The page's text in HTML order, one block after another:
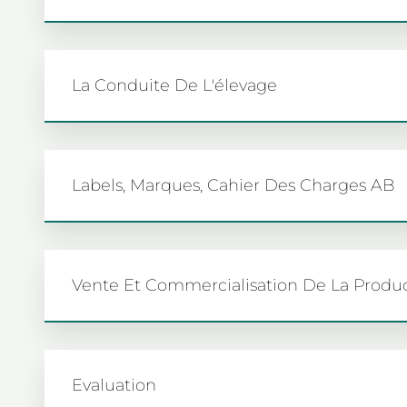
La Conduite De L'élevage
Labels, Marques, Cahier Des Charges AB
Vente Et Commercialisation De La
Evaluation